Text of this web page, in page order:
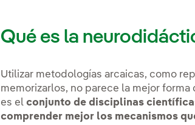
Qué es la
Utilizar metodologías arcaicas, como
memorizarlos, no parece la mejor
es elconjunto de disciplinas
comprender mejor los mecanismos